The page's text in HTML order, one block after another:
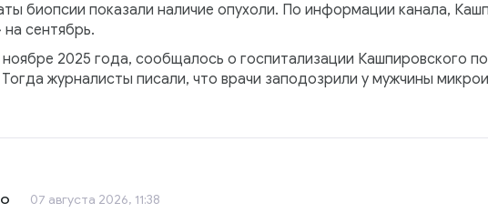
биопсии показали наличие опухоли. По информации канала,
сентябрь.
ноябре 2025 года, сообщалось о госпитализации Кашпировского
журналисты писали, что врачи заподозрили у мужчины
07 августа 2026, 11:38